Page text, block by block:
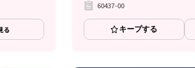
る
60437-00
キープする